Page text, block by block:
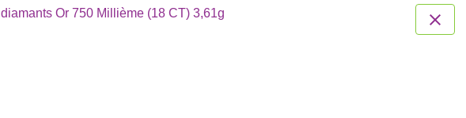
Or 750 Millième (18 CT) 3,61g